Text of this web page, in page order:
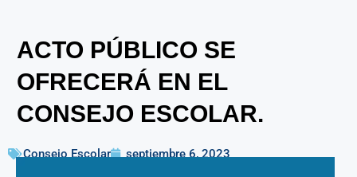
ACTO PÚBLICO SE
OFRECERÁ EN EL
CONSEJO ESCOLAR.
Consejo Escolar septiembre 6, 2023